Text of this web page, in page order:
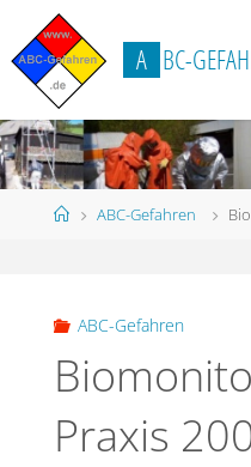
Inhalt
springen
A BC-GEFAH
StartABC-Gefahren
ABC-Gefahren
Praxis